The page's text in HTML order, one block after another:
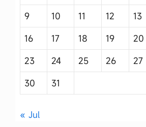
9
10 11 12 13
16
17 18 19 20
23
24 25 26 27
30
31
« Jul